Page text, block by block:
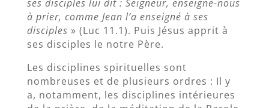
ses disciples lui dit : Seigneur, enseigne-nous
à prier, comme Jean l’a enseigné à ses
disciples » (Luc 11.1). Puis Jésus apprit à
ses disciples le notre Père.
Les disciplines spirituelles sont
nombreuses et de plusieurs ordres : Il y
a, notamment, les disciplines intérieures